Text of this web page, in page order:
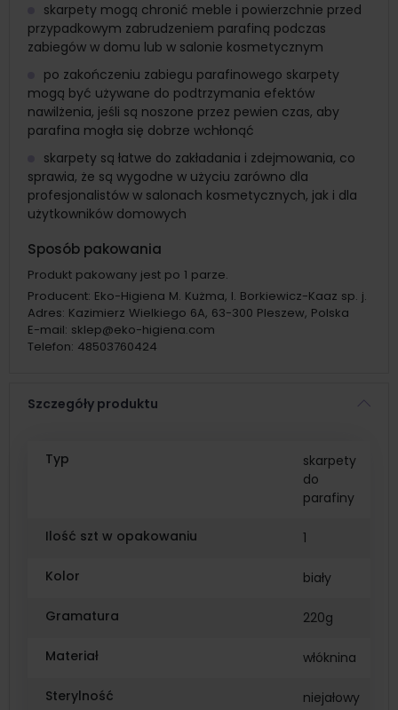
skarpety mogą chronić meble i powierzchnie przed
przypadkowym zabrudzeniem parafiną podczas
zabiegów w domu lub w salonie kosmetycznym
po zakończeniu zabiegu parafinowego skarpety
mogą być używane do podtrzymania efektów
nawilżenia, jeśli są noszone przez pewien czas, aby
parafina mogła się dobrze wchłonąć
skarpety są łatwe do zakładania i zdejmowania, co
sprawia, że są wygodne w użyciu zarówno dla
profesjonalistów w salonach kosmetycznych, jak i dla
użytkowników domowych
Sposób pakowania
Produkt pakowany jest po 1 parze.
Producent: Eko-Higiena M. Kużma, I. Borkiewicz-Kaaz sp. j.
Adres: Kazimierz Wielkiego 6A, 63-300 Pleszew, Polska
E-mail: sklep@eko-higiena.com
Telefon: 48503760424
Szczegóły produktu
Typ
skarpety
do
parafiny
Ilość szt w opakowaniu 1
Kolor biały
Gramatura 220g
Materiał włóknina
Sterylność niejałowy